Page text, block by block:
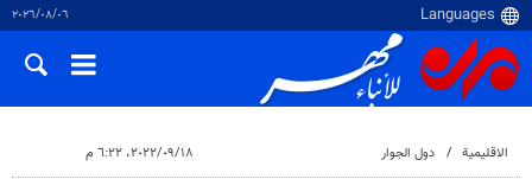
٠٦‏/٠٨‏/٢٠٢٦
الاقلیمیة دول الجوار ١٨‏/٠٩‏/٢٠٢٢، ٦:٢٢ م